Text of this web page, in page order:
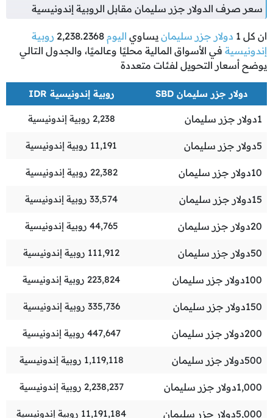
سعر صرف الدولار جزر سليمان مقابل الروبية إندونيسية
ان كل 1 دولار جزر سليمان يساوي اليوم 2,238.2368 روبية
إندونيسية في الأسواق المالية محليًا وعالميًا، والجدول التالي
يوضح أسعار التحويل لفئات متعددة
دولار جزر سليمان SBD روبية إندونيسية IDR
1دولار جزر سليمان 2,238 روبية إندونيسية
5دولار جزر سليمان 11,191 روبية إندونيسية
10دولار جزر سليمان 22,382 روبية إندونيسية
15دولار جزر سليمان 33,574 روبية إندونيسية
20دولار جزر سليمان 44,765 روبية إندونيسية
50دولار جزر سليمان 111,912 روبية إندونيسية
100دولار جزر سليمان 223,824 روبية إندونيسية
150دولار جزر سليمان 335,736 روبية إندونيسية
200دولار جزر سليمان 447,647 روبية إندونيسية
500دولار جزر سليمان 1,119,118 روبية إندونيسية
1,000دولار جزر سليمان 2,238,237 روبية إندونيسية
5,000دولار جزر سليمان 11,191,184 روبية إندونيسية